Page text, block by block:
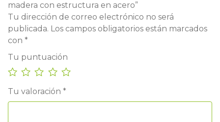
madera con estructura en acero”
Tu dirección de correo electrónico no será
publicada. Los campos obligatorios están marcados
con *
Tu puntuación
Tu valoración *